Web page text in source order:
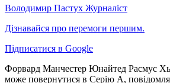
Володимир Пастух Журналіст
Дізнавайся про перемоги першим.
Підписатися в Google
Форвард Манчестер Юнайтед Расмус
може повернутися в Серію А,